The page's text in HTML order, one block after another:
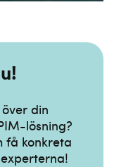
din
lösning?
få konkreta